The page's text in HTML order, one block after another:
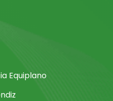
Equiplano